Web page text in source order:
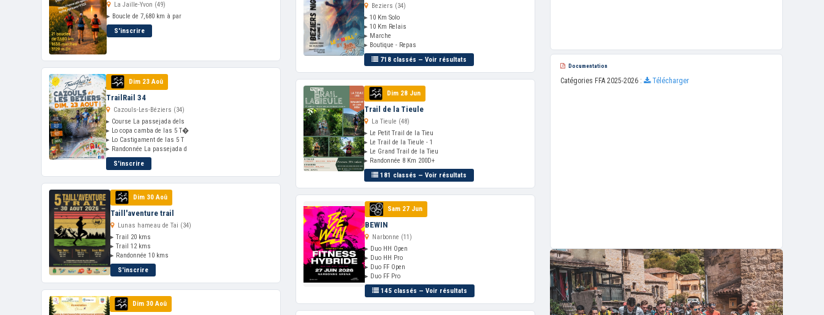
La Jaille-Yvon (49)
▸ Boucle de 7,680 km à par
S'inscrire
Dim 23 Aoû
TrailRail 34
Cazouls-Les-Béziers (34)
▸ Course La passejada dels
▸ Lo copa camba de las 5 T�
▸ Lo Castigament de las 5 T
▸ Randonnée La passejada d
S'inscrire
Dim 30 Aoû
Taill'aventure trail
Lunas hameau de Tai (34)
▸ Trail 20 kms
▸ Trail 12 kms
▸ Randonnée 10 kms
S'inscrire
Dim 30 Aoû
Beziers (34)
▸ 10 Km Solo
▸ 10 Km Relais
▸ Marche
▸ Boutique - Repas
718 classés — Voir résultats
Dim 28 Jun
Trail de la Tieule
La Tieule (48)
▸ Le Petit Trail de la Tieu
▸ Le Trail de la Tieule - 1
▸ Le Grand Trail de la Tieu
▸ Randonnée 8 Km 200D+
181 classés — Voir résultats
Sam 27 Jun
BEWIN
Narbonne (11)
▸ Duo HH Open
▸ Duo HH Pro
▸ Duo FF Open
▸ Duo FF Pro
145 classés — Voir résultats
Documentation
Catégories FFA 2025-2026 : Télécharger